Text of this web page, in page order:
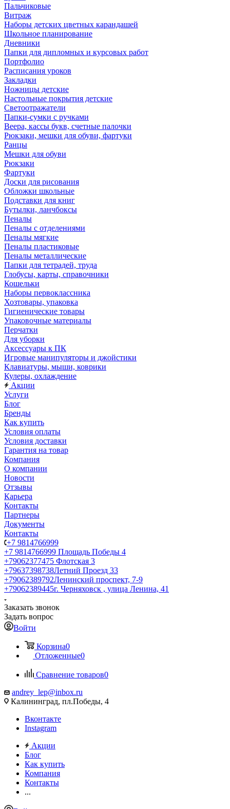
Пальчиковые
Витраж
Наборы детских цветных карандашей
Школьное планирование
Дневники
Папки для дипломных и курсовых работ
Портфолио
Расписания уроков
Закладки
Ножницы детские
Настольные покрытия детские
Светоотражатели
Папки-сумки с ручками
Веера, кассы букв, счетные палочки
Рюкзаки, мешки для обуви, фартуки
Ранцы
Мешки для обуви
Рюкзаки
Фартуки
Доски для рисования
Обложки школьные
Подставки для книг
Бутылки, ланчбоксы
Пеналы
Пеналы с отделениями
Пеналы мягкие
Пеналы пластиковые
Пеналы металлические
Папки для тетрадей, труда
Глобусы, карты, справочники
Кошельки
Наборы первоклассника
Хозтовары, упаковка
Гигиенические товары
Упаковочные материалы
Перчатки
Для уборки
Аксессуары к ПК
Игровые манипуляторы и джойстики
Клавиатуры, мыши, коврики
Кулеры, охлаждение
Акции
Услуги
Блог
Бренды
Как купить
Условия оплаты
Условия доставки
Гарантия на товар
Компания
О компании
Новости
Отзывы
Карьера
Контакты
Партнеры
Документы
Контакты
+7 9814766999
+7 9814766999 Площадь Победы 4
+79062377475 Флотская 3
+79637398738Летний Проезд 33
+79062389792Ленинский проспект, 7-9
+79062389445г. Черняховск , улица Ленина, 41
Заказать звонок
Задать вопрос
Войти
Корзина0
Отложенные0
Сравнение товаров0
andrey_lep@inbox.ru
Калининград, пл.Победы, 4
Вконтакте
Instagram
Акции
Блог
Как купить
Компания
Контакты
...